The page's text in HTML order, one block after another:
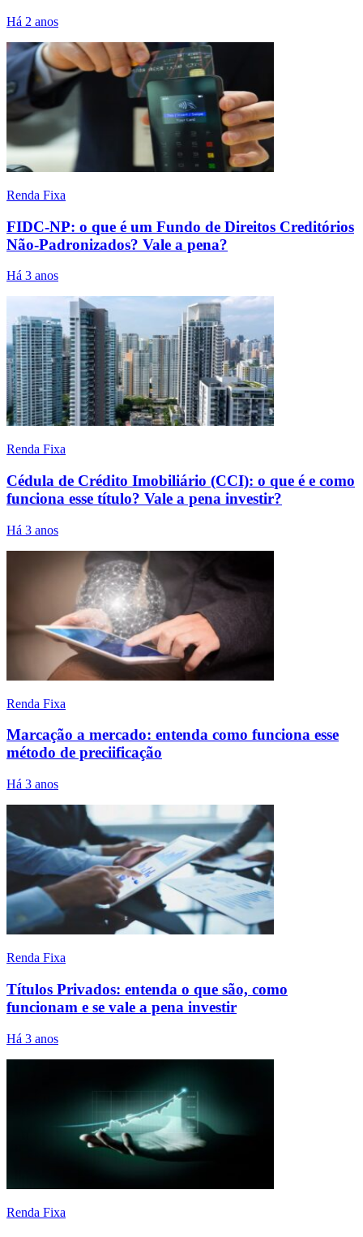
Há 2 anos
Renda Fixa
FIDC-NP: o que é um Fundo de Direitos Creditórios
Não-Padronizados? Vale a pena?
Há 3 anos
Renda Fixa
Cédula de Crédito Imobiliário (CCI): o que é e como
funciona esse título? Vale a pena investir?
Há 3 anos
Renda Fixa
Marcação a mercado: entenda como funciona esse
método de preciificação
Há 3 anos
Renda Fixa
Títulos Privados: entenda o que são, como
funcionam e se vale a pena investir
Há 3 anos
Renda Fixa